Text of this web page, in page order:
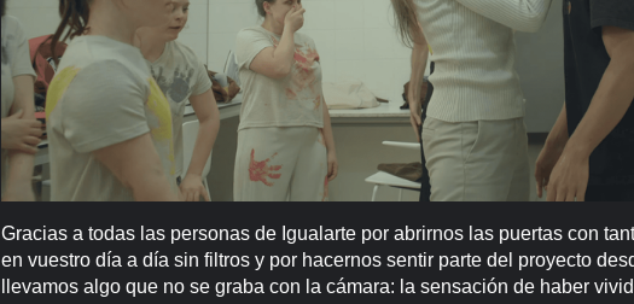
Gracias a todas las personas de Igualarte por abrirnos las puertas con
en vuestro día a día sin filtros y por hacernos sentir parte del proyecto
llevamos algo que no se graba con la cámara: la sensación de haber